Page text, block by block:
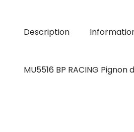
Description
MU5516 BP RACING